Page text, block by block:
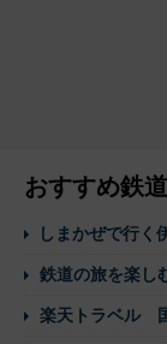
おすすめ鉄
しまかぜで行く
鉄道の旅を楽し
楽天トラベル